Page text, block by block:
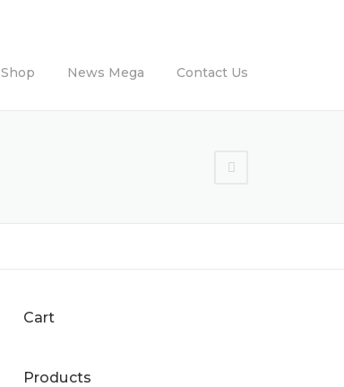
Shop News Mega Contact Us
Cart
Products